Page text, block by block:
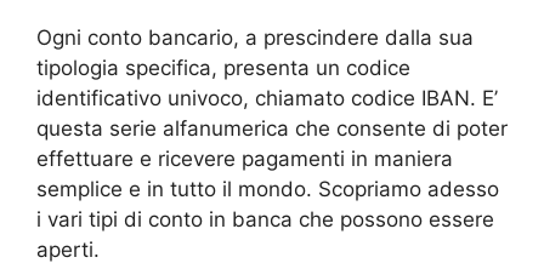
Ogni conto bancario, a prescindere dalla sua
tipologia specifica, presenta un codice
identificativo univoco, chiamato codice IBAN. E’
questa serie alfanumerica che consente di poter
effettuare e ricevere pagamenti in maniera
semplice e in tutto il mondo. Scopriamo adesso
i vari tipi di conto in banca che possono essere
aperti.